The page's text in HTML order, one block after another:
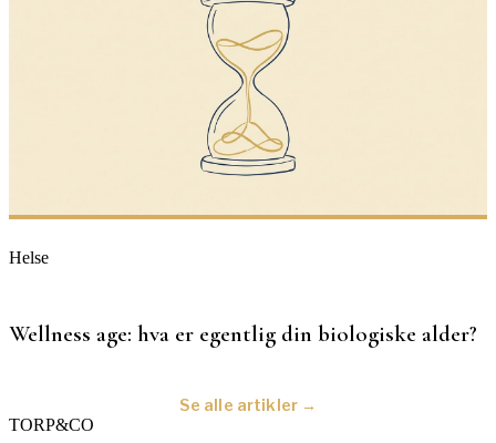
Helse
Wellness age: hva er egentlig din biologiske alder?
Se alle artikler →
TORP&CO